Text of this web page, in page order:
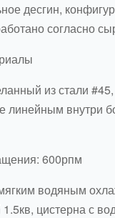
десгин,
согласно
из стали
линейным внутри
600рпм
водяным
цистерна с